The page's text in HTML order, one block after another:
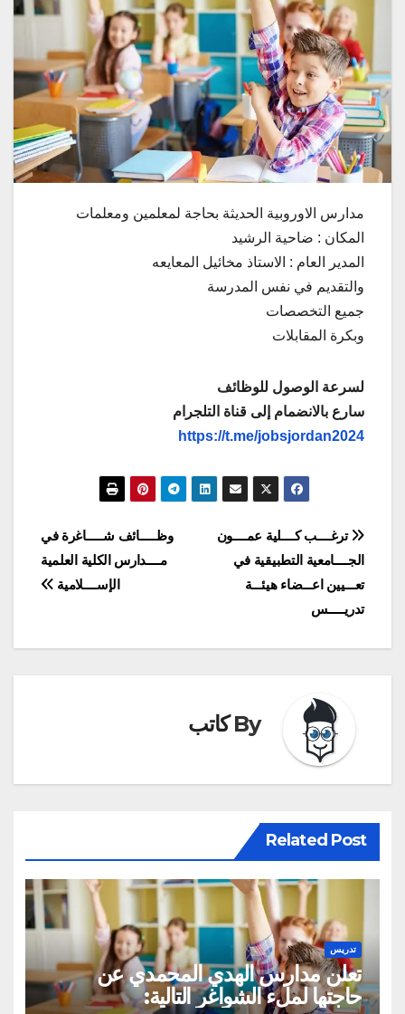
مدارس الاوروبية الحديثة بحاجة لمعلمين ومعلمات
المكان : ضاحية الرشيد
المدير العام : الاستاذ مخائيل المعايعه
والتقديم في نفس المدرسة
جميع التخصصات
وبكرة المقابلات
لسرعة الوصول للوظائف
سارع بالانضمام إلى قناة التلجرام
https://t.me/jobsjordan2024
تصفّح
المقالات
وظـــــائف شـــــاغرة في
مــــدارس الكلية العلمية
الإســــلامية
ترغــــب كــــلية عمــــون
الجــــامعية التطبيقية في
تعـــيين اعـــضاء هيئـــة
تدريـــــس
By كاتب
Related Post
تدريس
تعلن مدارس الهدي المحمدي عن
حاجتها لملء الشواغر التالية: